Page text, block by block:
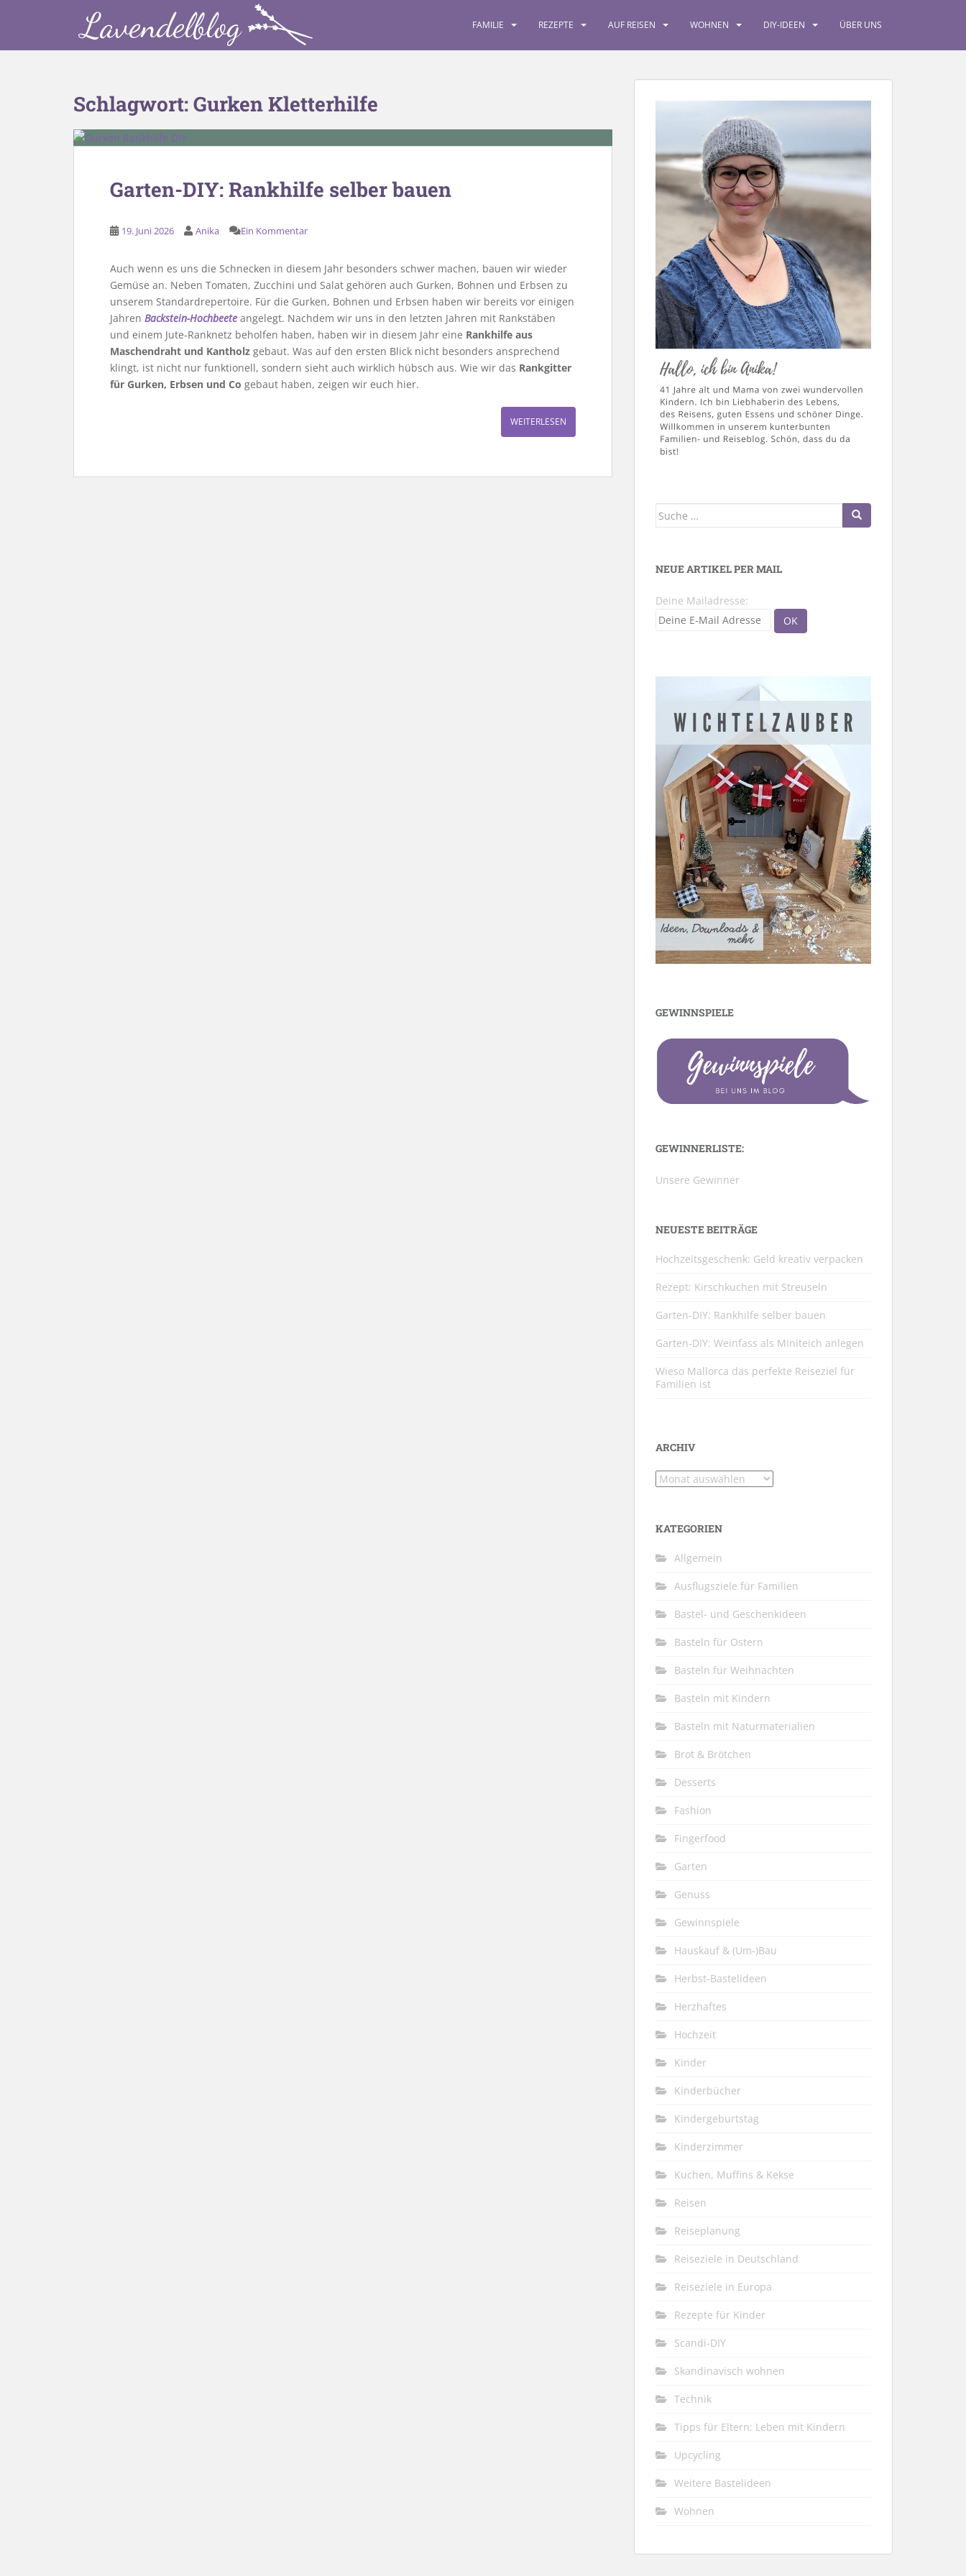
FAMILIE REZEPTE AUF REISEN WOHNEN DIY-IDEEN ÜBER UNS
Schlagwort:Gurken Kletterhilfe
Garten-DIY: Rankhilfe selber bauen
19. Juni 2026 Anika Ein Kommentar
Auch wenn es uns die Schnecken in diesem Jahr besonders schwer machen, bauen wir wieder
Gemüse an. Neben Tomaten, Zucchini und Salat gehören auch Gurken, Bohnen und Erbsen zu
unserem Standardrepertoire. Für die Gurken, Bohnen und Erbsen haben wir bereits vor einigen
Jahren Backstein-Hochbeete angelegt. Nachdem wir uns in den letzten Jahren mit Rankstäben
und einem Jute-Ranknetz beholfen haben, haben wir in diesem Jahr eine Rankhilfe aus
Maschendraht und Kantholz gebaut. Was auf den ersten Blick nicht besonders ansprechend
klingt, ist nicht nur funktionell, sondern sieht auch wirklich hübsch aus. Wie wir das Rankgitter
für Gurken, Erbsen und Co gebaut haben, zeigen wir euch hier.
WEITERLESEN
Suche
NEUE ARTIKEL PER MAIL
Deine Mailadresse:
GEWINNSPIELE
GEWINNERLISTE:
Unsere Gewinner
NEUESTE BEITRÄGE
Hochzeitsgeschenk: Geld kreativ verpacken
Rezept: Kirschkuchen mit Streuseln
Garten-DIY: Rankhilfe selber bauen
Garten-DIY: Weinfass als Miniteich anlegen
Wieso Mallorca das perfekte Reiseziel für
Familien ist
ARCHIV
Archiv
KATEGORIEN
Allgemein
Ausflugsziele für Familien
Bastel- und Geschenkideen
Basteln für Ostern
Basteln für Weihnachten
Basteln mit Kindern
Basteln mit Naturmaterialien
Brot & Brötchen
Desserts
Fashion
Fingerfood
Garten
Genuss
Gewinnspiele
Hauskauf & (Um-)Bau
Herbst-Bastelideen
Herzhaftes
Hochzeit
Kinder
Kinderbücher
Kindergeburtstag
Kinderzimmer
Kuchen, Muffins & Kekse
Reisen
Reiseplanung
Reiseziele in Deutschland
Reiseziele in Europa
Rezepte für Kinder
Scandi-DIY
Skandinavisch wohnen
Technik
Tipps für Eltern: Leben mit Kindern
Upcycling
Weitere Bastelideen
Wohnen